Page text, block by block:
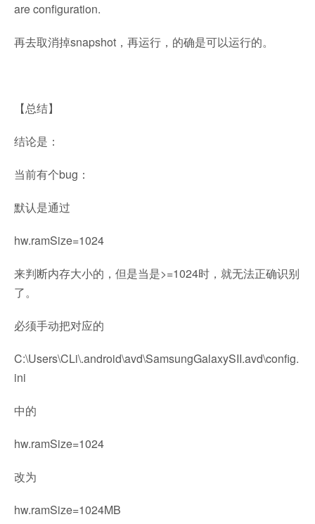
are configuration.
再去取消掉snapshot，再运行，的确是可以运行的。
【总结】
结论是：
当前有个bug：
默认是通过
hw.ramSize=1024
来判断内存大小的，但是当是>=1024时，就无法正确识别
了。
必须手动把对应的
C:\Users\CLi\.android\avd\SamsungGalaxySII.avd\config.
ini
中的
hw.ramSize=1024
改为
hw.ramSize=1024MB